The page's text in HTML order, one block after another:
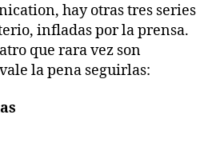
hay otras tres series
infladas por la prensa.
que rara vez son
la pena seguirlas: